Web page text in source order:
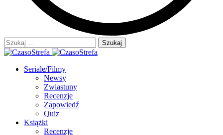
Szukaj:
Seriale/Filmy
Newsy
Zwiastuny
Recenzje
Zapowiedź
Quiz
Książki
Recenzje